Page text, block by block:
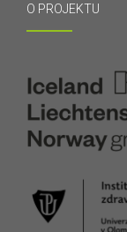
O PROJEKTU